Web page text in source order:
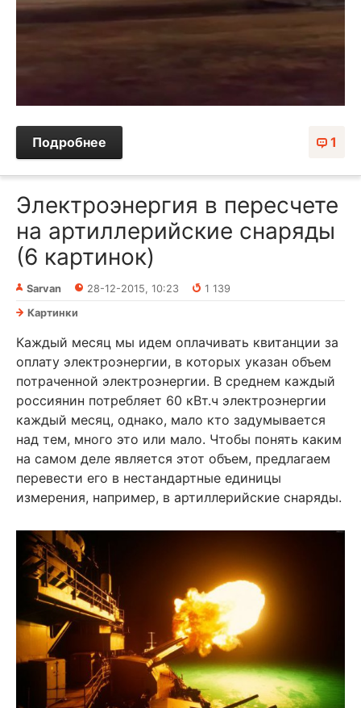
1
Подробнее
Электроэнергия в пересчете
на артиллерийские снаряды
(6 картинок)
Sarvan 28-12-2015, 10:23
1 139
Картинки
Каждый месяц мы идем оплачивать квитанции за
оплату электроэнергии, в которых указан объем
потраченной электроэнергии. В среднем каждый
россиянин потребляет 60 кВт.ч электроэнергии
каждый месяц, однако, мало кто задумывается
над тем, много это или мало. Чтобы понять каким
на самом деле является этот объем, предлагаем
перевести его в нестандартные единицы
измерения, например, в артиллерийские снаряды.